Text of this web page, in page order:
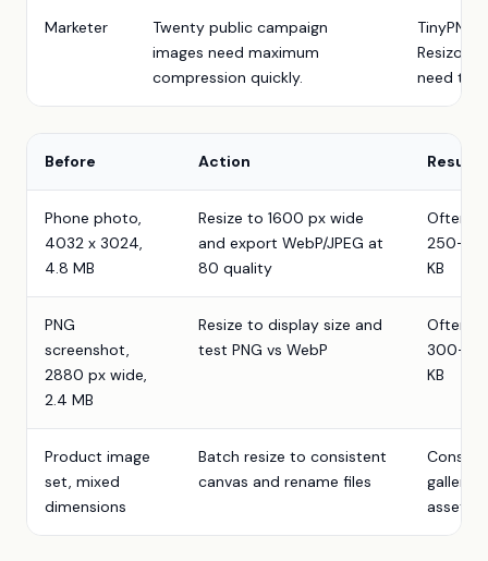
Marketer
Twenty public campaign
images need maximum
compression quickly.
TinyPNG
Resizo is
need to
Before Action Result
Phone photo,
4032 x 3024,
4.8 MB
Resize to 1600 px wide
and export WebP/JPEG at
80 quality
Often
250-
KB
PNG
screenshot,
2880 px wide,
2.4 MB
Resize to display size and
test PNG vs WebP
Often
300-
KB
Product image
set, mixed
dimensions
Batch resize to consistent
canvas and rename files
gallery
assets